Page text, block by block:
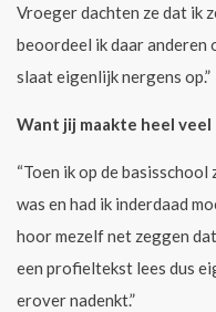
Vroeger dachten ze dat ik
beoordeel ik daar anderen
slaat eigenlijk nergens op.”
Want jij maakte heel
“Toen ik op de
was en had ik inderdaad
hoor mezelf net zeggen
een profieltekst lees dus
erover nadenkt.”